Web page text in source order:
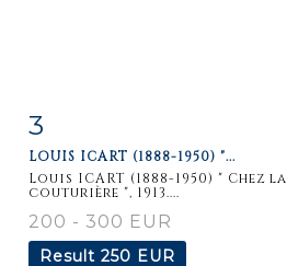
3
LOUIS ICART (1888-1950) "...
Louis ICART (1888-1950) " Chez la
couturière ", 1913....
200 - 300 EUR
Result 250 EUR